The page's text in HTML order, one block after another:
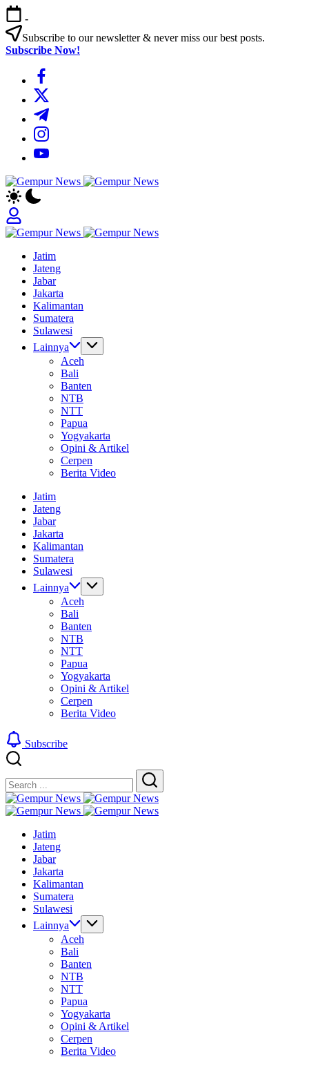
Skip
to
content
-
Subscribe to our newsletter & never miss our best posts.
Subscribe Now!
https://www.facebook.com/
https://twitter.com/
https://t.me/
https://www.instagram.com/
https://youtube.com/
Gempur
Jelajah
Informasi
Dunia
Tanpa
Gempur
Informasi
Dunia
Tanpa
Batas
Jatim
Jateng
Jabar
Jakarta
Kalimantan
Sumatera
Sulawesi
Lainnya
Aceh
Bali
Banten
NTB
NTT
Papua
Yogyakarta
Opini & Artikel
Cerpen
Berita Video
Jatim
Jateng
Jabar
Jakarta
Kalimantan
Sumatera
Sulawesi
Lainnya
Aceh
Bali
Banten
NTB
NTT
Papua
Yogyakarta
Opini & Artikel
Cerpen
Berita Video
Subscribe
Search
Search
Gempur
News
Jelajah
Dunia
Tanpa
Batas
Gempur
Informasi
Dunia
Tanpa
Batas
Jatim
Jateng
Jabar
Jakarta
Kalimantan
Sumatera
Sulawesi
Lainnya
Aceh
Bali
Banten
NTB
NTT
Papua
Yogyakarta
Opini & Artikel
Cerpen
Berita Video